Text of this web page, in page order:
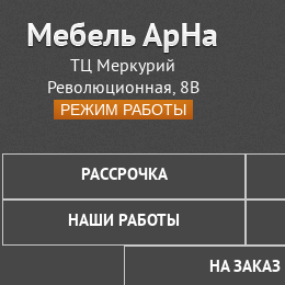
ТЦ Меркурий
Революционная, 8В
РЕЖИМ РАБОТЫ
РАССРОЧКА
НАШИ РАБОТЫ
НА ЗАКАЗ